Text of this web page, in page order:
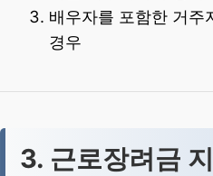
배우자를 포함한 거주
경우
3. 근로장려금